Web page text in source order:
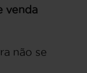
venda
não se